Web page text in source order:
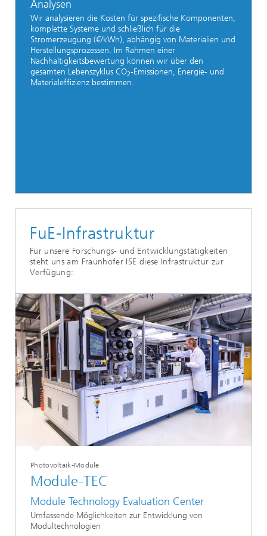
Analysen
Wir analysieren die Kosten für spezifische Komponenten,
komplette Systeme und schließlich für die
Stromerzeugung (€/kWh), abhängig von Materialien und
Herstellungsprozessen. Im Rahmen einer
Nachhaltigkeitsbewertung können wir über den
gesamten Lebenszyklus CO2-Emissionen, Energie- und
Materialeffizienz bestimmen.
FuE-Infrastruktur
Für unsere Forschungs- und Entwicklungstätigkeiten
steht uns am Fraunhofer ISE diese Infrastruktur zur
Verfügung:
Photovoltaik-Module
Module-TEC
Module Technology Evaluation Center
Umfassende Möglichkeiten zur Entwicklung von
Modultechnologien